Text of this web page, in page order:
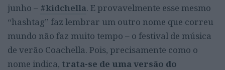
junho – #kidchella. E provavelmente esse mesmo
“hashtag” faz lembrar um outro nome que correu
mundo não faz muito tempo – o festival de música
de verão Coachella. Pois, precisamente como o
nome indica, trata-se de uma versão do